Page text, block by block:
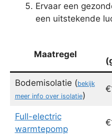
Ervaar een
een uitstekende
Maatregel
Bodemisolatie (bekijk
meer info over isolatie)
Full-electric
warmtepomp